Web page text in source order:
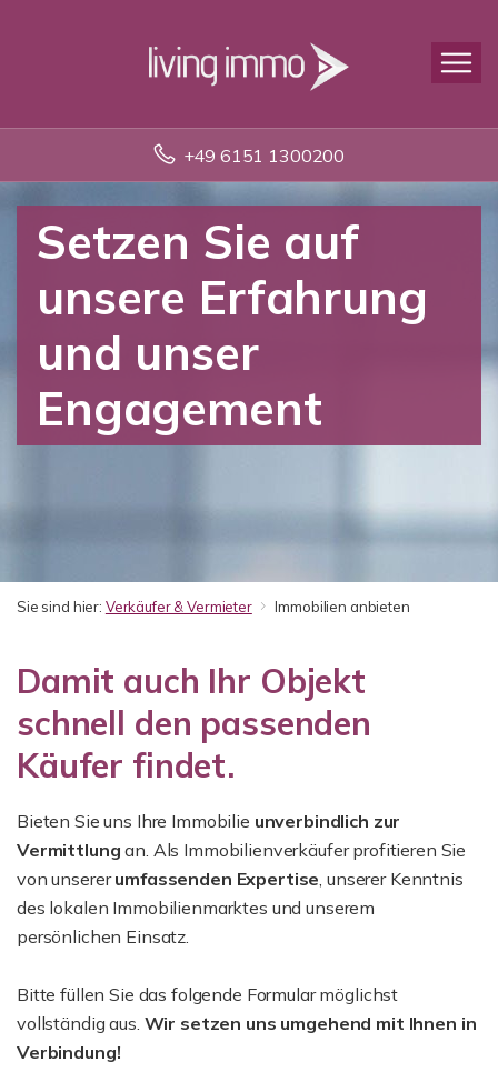
+49 6151 1300200
Setzen Sie auf
unsere Erfahrung
und unser
Engagement
Sie sind hier: Verkäufer & Vermieter Immobilien anbieten
Damit auch Ihr Objekt
schnell den passenden
Käufer findet.
Bieten Sie uns Ihre Immobilie unverbindlich zur
Vermittlung an. Als Immobilienverkäufer profitieren Sie
von unsererumfassenden Expertise, unserer Kenntnis
des lokalen Immobilienmarktes und unserem
persönlichen Einsatz.
Bitte füllen Sie das folgende Formular möglichst
vollständig aus. Wir setzen uns umgehend mit Ihnen in
Verbindung!